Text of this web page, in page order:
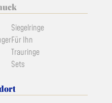
Siegelringe
Für Ihn
Trauringe
Sets